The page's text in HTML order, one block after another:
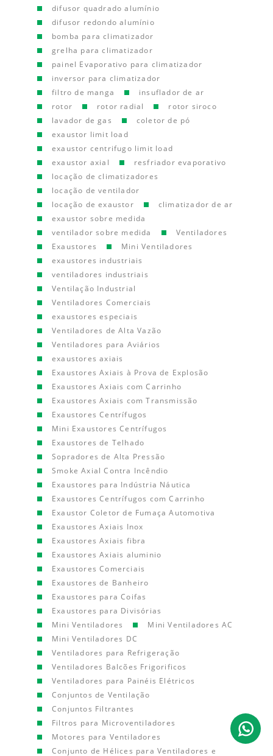
difusor quadrado alumínio
difusor redondo alumínio
bomba para climatizador
grelha para climatizador
painel Evaporativo para climatizador
inversor para climatizador
filtro de manga
insuflador de ar
rotor
rotor radial
rotor siroco
lavador de gas
coletor de pó
exaustor limit load
exaustor centrifugo limit load
exaustor axial
resfriador evaporativo
locação de climatizadores
locação de ventilador
locação de exaustor
climatizador de ar
exaustor sobre medida
ventilador sobre medida
Ventiladores
Exaustores
Mini Ventiladores
exaustores industriais
ventiladores industriais
Ventilação Industrial
Ventiladores Comerciais
exaustores especiais
Ventiladores de Alta Vazão
Ventiladores para Aviários
exaustores axiais
Exaustores Axiais à Prova de Explosão
Exaustores Axiais com Carrinho
Exaustores Axiais com Transmissão
Exaustores Centrífugos
Mini Exaustores Centrífugos
Exaustores de Telhado
Sopradores de Alta Pressão
Smoke Axial Contra Incêndio
Exaustores para Indústria Náutica
Exaustores Centrífugos com Carrinho
Exaustor Coletor de Fumaça Automotiva
Exaustores Axiais Inox
Exaustores Axiais fibra
Exaustores Axiais aluminio
Exaustores Comerciais
Exaustores de Banheiro
Exaustores para Coifas
Exaustores para Divisórias
Mini Ventiladores
Mini Ventiladores AC
Mini Ventiladores DC
Ventiladores para Refrigeração
Ventiladores Balcões Frigorificos
Ventiladores para Painéis Elétricos
Conjuntos de Ventilação
Conjuntos Filtrantes
Filtros para Microventiladores
Motores para Ventiladores
Conjunto de Hélices para Ventiladores e